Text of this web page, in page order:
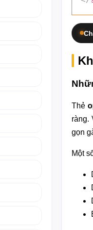
Thẻ
ràng.
gọn
Một